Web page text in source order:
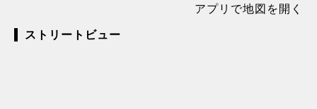
アプリで地図を開く
ストリートビュー